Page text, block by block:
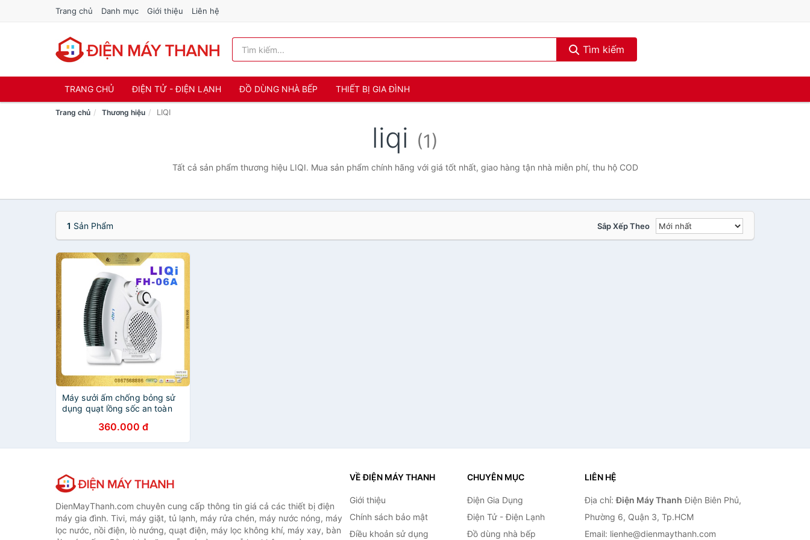
Trang chủ Danh mục Giới thiệu Liên hệ
Tìm kiếm
TRANG CHỦ ĐIỆN TỬ - ĐIỆN LẠNH ĐỒ DÙNG NHÀ BẾP THIẾT BỊ GIA ĐÌNH
Trang chủ Thương hiệu LIQI
liqi (1)
Tất cả sản phẩm thương hiệu LIQI. Mua sản phẩm chính hãng với giá tốt nhất, giao hàng tận nhà miễn phí, thu hộ COD
1 Sản Phẩm Sắp Xếp Theo
Máy sưởi ấm chống bỏng sử
dụng quạt lồng sốc an toàn
hợp phòng rộng 10-20m2
Model LIQI FH-06A
360.000 đ
DienMayThanh.com chuyên cung cấp thông tin giá cả các thiết bị điện
máy gia đình. Tivi, máy giặt, tủ lạnh, máy rửa chén, máy nước nóng, máy
lọc nước, nồi điện, lò nướng, quạt điện, máy lọc không khí, máy xay, bàn
VỀ ĐIỆN MÁY THANH
Giới thiệu
Chính sách bảo mật
Điều khoản sử dụng
CHUYÊN MỤC
Điện Gia Dụng
Điện Tử - Điện Lạnh
Đồ dùng nhà bếp
LIÊN HỆ
Địa chỉ:Điện Máy Thanh Điện Biên Phủ,
Phường 6, Quận 3, Tp.HCM
Email: lienhe@dienmaythanh.com